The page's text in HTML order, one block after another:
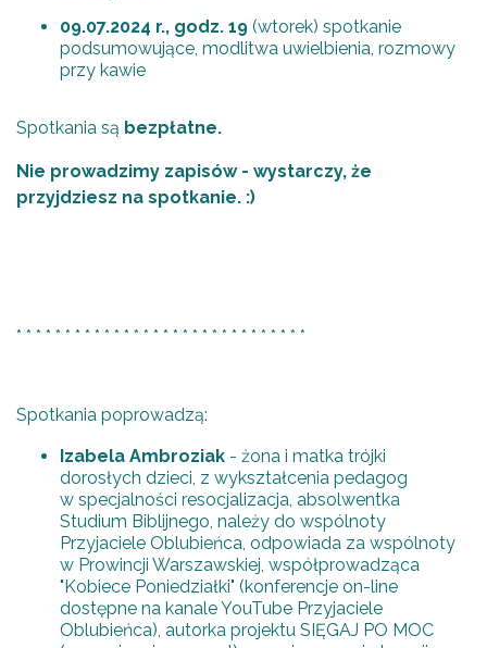
09.07.2024 r., godz. 19 (wtorek) spotkanie
podsumowujące, modlitwa uwielbienia, rozmowy
przy kawie
Spotkania są bezpłatne.
Nie prowadzimy zapisów - wystarczy, że
przyjdziesz na spotkanie. :)
* * * * * * * * * * * * * * * * * * * * * * * * * * * * * *
Spotkania poprowadzą:
Izabela Ambroziak - żona i matka trójki
dorosłych dzieci, z wykształcenia pedagog
w specjalności resocjalizacja, absolwentka
Studium Biblijnego, należy do wspólnoty
Przyjaciele Oblubieńca, odpowiada za wspólnoty
w Prowincji Warszawskiej, współprowadząca
"Kobiece Poniedziałki" (konferencje on-line
dostępne na kanale YouTube Przyjaciele
Oblubieńca), autorka projektu SIĘGAJ PO MOC